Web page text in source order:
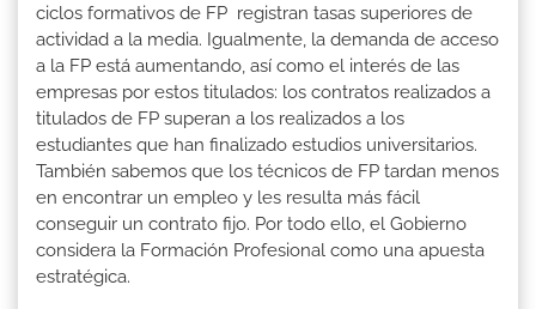
ciclos formativos de FP registran tasas superiores de
actividad a la media. Igualmente, la demanda de acceso
a la FP está aumentando, así como el interés de las
empresas por estos titulados: los contratos realizados a
titulados de FP superan a los realizados a los
estudiantes que han finalizado estudios universitarios.
También sabemos que los técnicos de FP tardan menos
en encontrar un empleo y les resulta más fácil
conseguir un contrato fijo. Por todo ello, el Gobierno
considera la Formación Profesional como una apuesta
estratégica.